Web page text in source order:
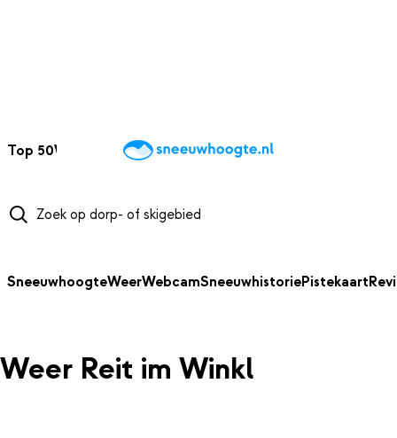
Top 50Webcams WintersportweerKaarten
SneeuwhoogteWeerWebcamSneeuwhistoriePistekaart
Weer Reit im Winkl